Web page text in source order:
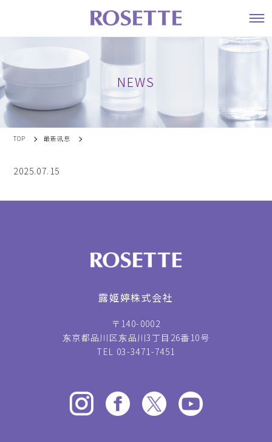
NEWS
TOP 最新讯息
2025.07.15
露姬婷株式会社
〒140-0002
东京都品川区东品川3丁目26番10号
TEL 03-3471-7451